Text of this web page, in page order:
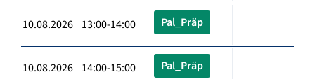
10.08.2026 13:00-14:00 Pal_Präp
10.08.2026 14:00-15:00 Pal_Präp